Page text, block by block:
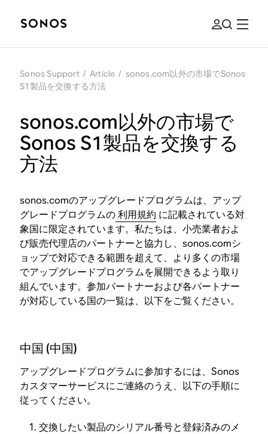
Sonos Support / Article / sonos.com以外の市場でSonos
S1製品を交換する方法
sonos.com以外の市場で
Sonos S1製品を交換する
方法
sonos.comのアップグレードプログラムは、アップ
グレードプログラムの利用規約 に記載されている対
象国に限定されています。私たちは、小売業者およ
び販売代理店のパートナーと協力し、sonos.comシ
ョップで対応できる範囲を超えて、より多くの市場
でアップグレードプログラムを展開できるよう取り
組んでいます。参加パートナーおよび各パートナー
が対応している国の一覧は、以下をご覧ください。
中国 (中国)
アップグレードプログラムに参加するには、Sonos
カスタマーサービスにご連絡のうえ、以下の手順に
従ってください。
交換したい製品のシリアル番号と登録済みのメ